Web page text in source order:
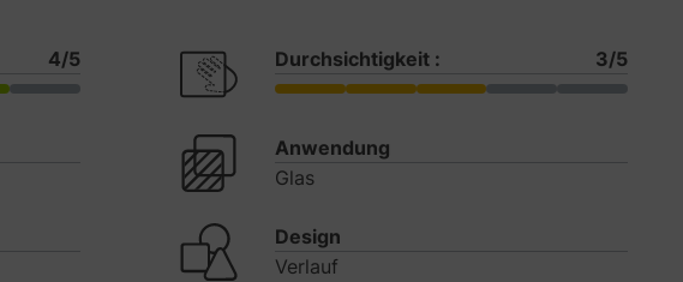
4/5 Durchsichtigkeit : 3/5
Anwendung
Glas
Design
Verlauf